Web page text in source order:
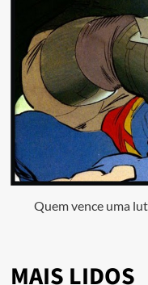
Quem vence uma
MAIS LIDOS